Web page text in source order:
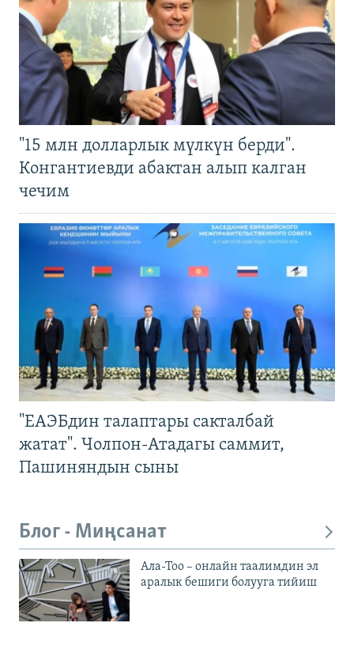
"15 млн долларлык мүлкүн берди".
Конгантиевди абактан алып калган
чечим
"ЕАЭБдин талаптары сакталбай
жатат". Чолпон-Атадагы саммит,
Пашиняндын сыны
Блог - Миңсанат
Ала-Тоо – онлайн таалимдин эл
аралык бешиги болууга тийиш